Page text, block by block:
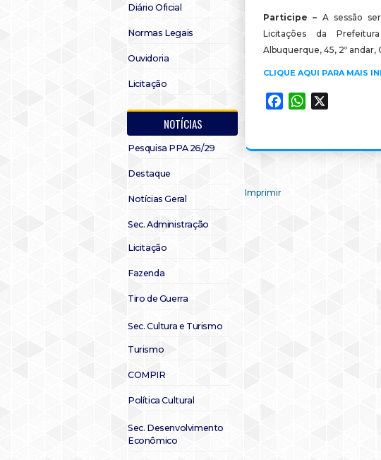
Diário Oficial
Normas Legais
Ouvidoria
Licitação
NOTÍCIAS
Pesquisa PPA 26/29
Destaque
Notícias Geral
Sec. Administração
Licitação
Fazenda
Tiro de Guerra
Sec. Cultura e Turismo
Turismo
COMPIR
Política Cultural
Sec. Desenvolvimento
Econômico
Participe – A sessão
Licitações da
Albuquerque, 45, 2º andar,
CLIQUE AQUI PARA MAIS
FacebookWhatsApp
Imprimir